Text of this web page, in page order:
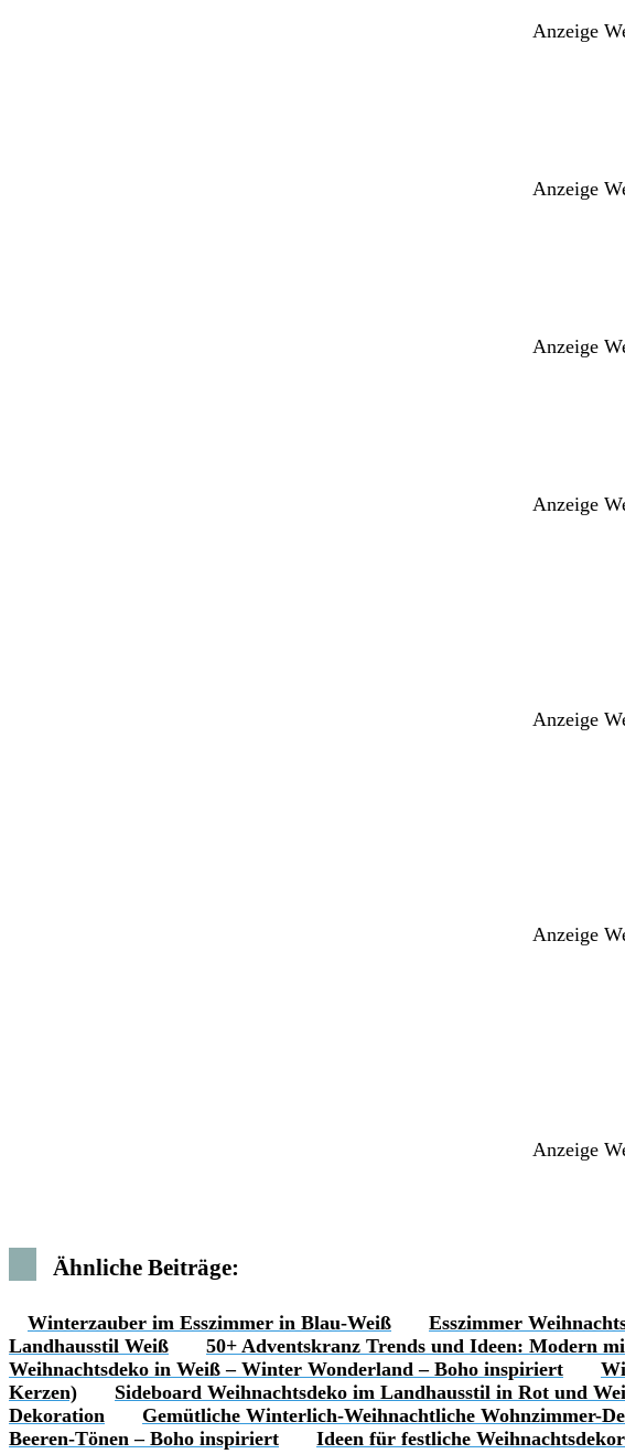
Anzeige
Anzeige
Anzeige
Anzeige
Anzeige
Anzeige
Anzeige
Ähnliche Beiträge:
Winterzauber im Esszimmer in Blau-Weiß Esszimmer
Landhausstil Weiß
50+ Adventskranz Trends und Ideen: Modern
Weihnachtsdeko in Weiß – Winter Wonderland – Boho inspiriert
Kerzen)
Sideboard Weihnachtsdeko im Landhausstil in Rot und
Dekoration
Gemütliche Winterlich-Weihnachtliche Wohnzimmer-
Beeren-Tönen – Boho inspiriert
Ideen für festliche